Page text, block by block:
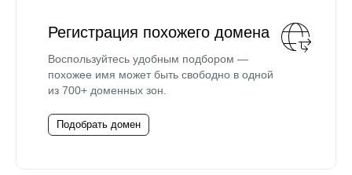
Регистрация похожего домена
Воспользуйтесь удобным подбором —
похожее имя может быть свободно в одной
из 700+ доменных зон.
Подобрать домен